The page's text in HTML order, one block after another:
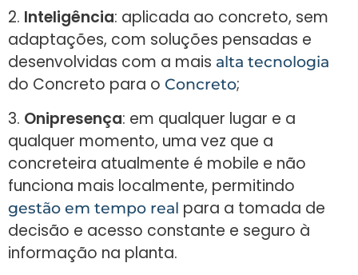
2. Inteligência: aplicada ao concreto, sem
adaptações, com soluções pensadas e
desenvolvidas com a mais alta tecnologia
do Concreto para o Concreto;
3. Onipresença: em qualquer lugar e a
qualquer momento, uma vez que a
concreteira atualmente é mobile e não
funciona mais localmente, permitindo
gestão em tempo real para a tomada de
decisão e acesso constante e seguro à
informação na planta.